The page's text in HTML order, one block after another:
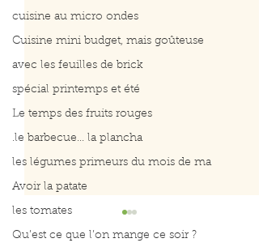
cuisine au micro ondes
Cuisine mini budget, mais goûteuse
avec les feuilles de brick
spécial printemps et été
Le temps des fruits rouges
.le barbecue... la plancha
les légumes primeurs du mois de ma
Avoir la patate
les tomates
Qu’est ce que l’on mange ce soir ?